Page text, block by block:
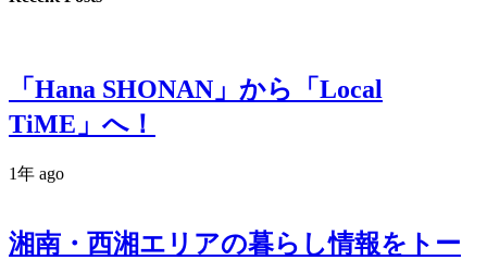
「Hana SHONAN」から「Local
TiME」へ！
1年 ago
湘南・西湘エリアの暮らし情報をトー